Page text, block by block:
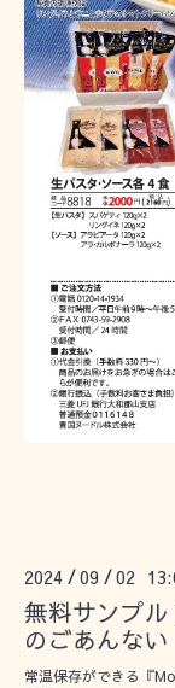
2024 /09 /02
無料サンプ
のごあんない
常温保存ができる『